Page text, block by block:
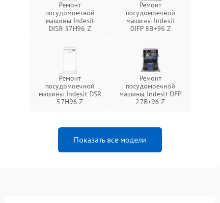
Ремонт
посудомоечной
машины Indesit
DISR 57H96 Z
Ремонт
посудомоечной
машины Indesit
DIFP 8B+96 Z
Ремонт
посудомоечной
машины Indesit DSR
57H96 Z
Ремонт
посудомоечной
машины Indesit DFP
27B+96 Z
Показать все модели